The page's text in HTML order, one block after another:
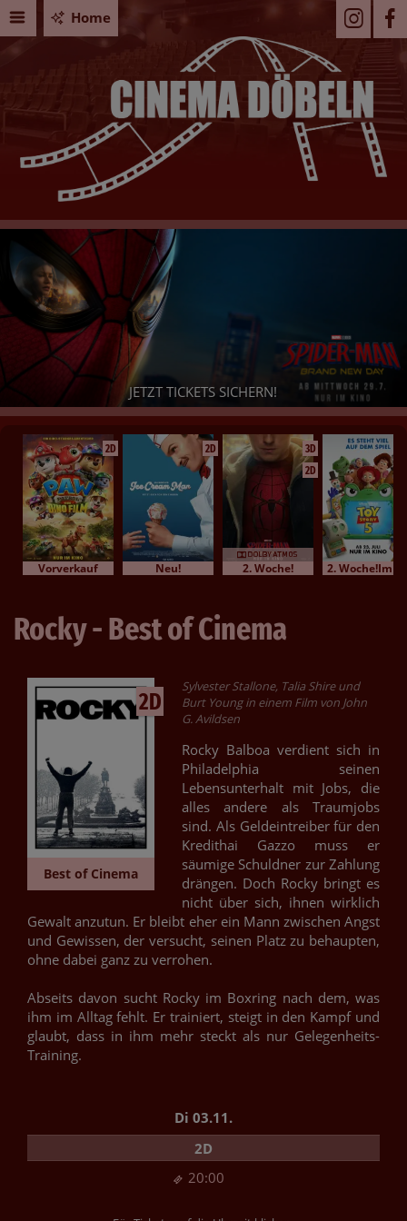
Home
JETZT TICKETS SICHERN!
2D
Vorverkauf
2D
Neu!
3D
2D
2. Woche!
Rocky - Best of Cinema
2D
Best of Cinema
Sylvester Stallone, Talia Shire und
Burt Young in einem Film von John
G. Avildsen
Rocky Balboa verdient sich in
Philadelphia seinen
Lebensunterhalt mit Jobs, die
alles andere als Traumjobs
sind. Als Geldeintreiber für den
Kredithai Gazzo muss er
säumige Schuldner zur Zahlung
drängen. Doch Rocky bringt es
nicht über sich, ihnen wirklich
Gewalt anzutun. Er bleibt eher ein Mann zwischen Angst
und Gewissen, der versucht, seinen Platz zu behaupten,
ohne dabei ganz zu verrohen.
Abseits davon sucht Rocky im Boxring nach dem, was
ihm im Alltag fehlt. Er trainiert, steigt in den Kampf und
glaubt, dass in ihm mehr steckt als nur Gelegenheits-
Training.
Di 03.11.
20:00
2D